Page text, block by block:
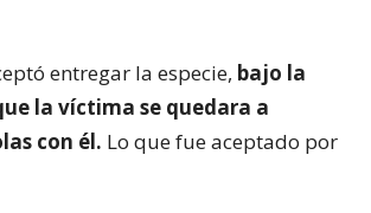
entregar la especie, bajo la
la víctima se quedara a
con él. Lo que fue aceptado por